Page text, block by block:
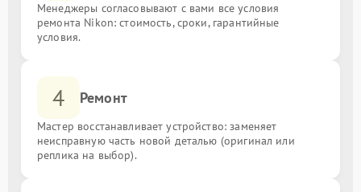
Менеджеры согласовывают с вами все условия
ремонта Nikon: стоимость, сроки, гарантийные
условия.
4 Ремонт
Мастер восстанавливает устройство: заменяет
неисправную часть новой деталью (оригинал или
реплика на выбор).